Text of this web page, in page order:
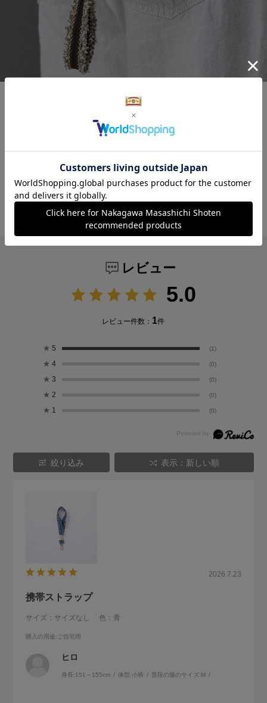
中川政七商店ならではの日本の工芸ストラッ
プ。「タン」と名付けたショートタイプは、
「日本の布ぬの」袋物シリーズのバッグに付け
たり、スマーフォンのストラップにしたり、カ
ラビナを使って小さな袋物を組み合わせたり
と、さまざまなカスタマイズをお楽しみいただ
けます。
レビュー
5.0
レビュー件数： 1件
★ 5 (1)
★ 4 (0)
★ 3 (0)
★ 2 (0)
★ 1 (0)
絞り込み 表示：新しい順
2026.7.23
携帯ストラップ
サイズ：サイズなし 色：青
購入の用途:ご自宅用
ヒロ
身長:151～155cm 体型:小柄 普段の服のサイズ: M